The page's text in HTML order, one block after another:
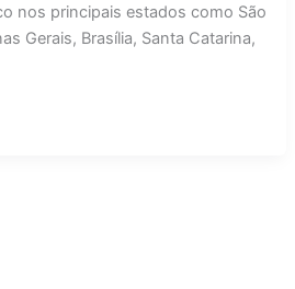
nos principais estados como São
Gerais, Brasília, Santa Catarina,